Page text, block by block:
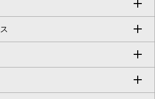
ャツ
ス・ドレス